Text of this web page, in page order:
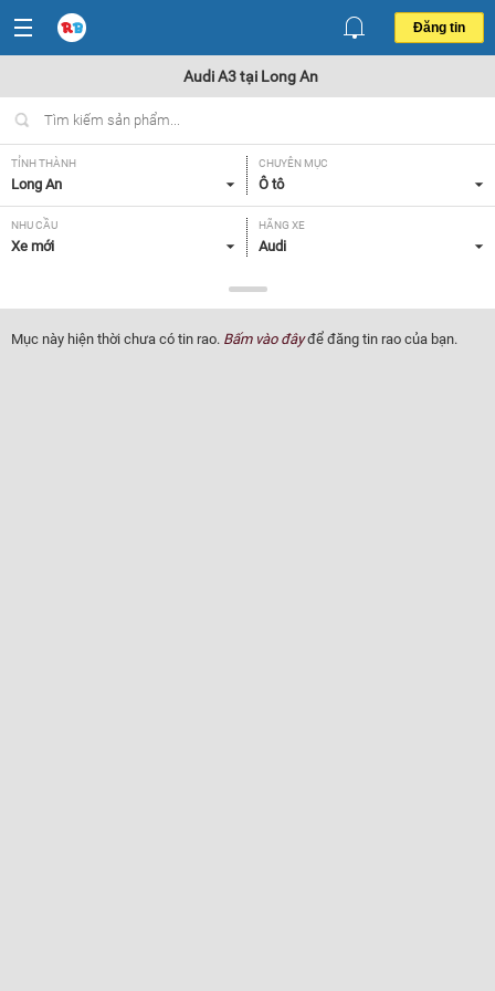
Đăng tin
Audi A3 tại Long An
TỈNH THÀNH
Long An
CHUYÊN MỤC
Ô tô
NHU CẦU
Xe mới
HÃNG XE
Audi
A3
NĂM SẢN XUẤT
Tất cả
GIÁ XE XUẤT XỨ
Mục này hiện thời chưa có tin rao. Bấm vào đâyđể đăng tin rao của bạn.